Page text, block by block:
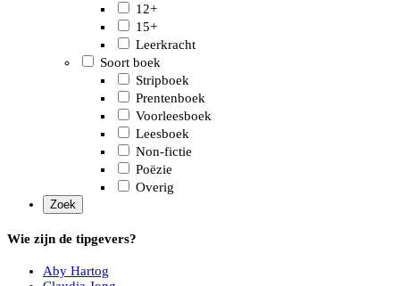
12+
15+
Leerkracht
Soort boek
Stripboek
Prentenboek
Voorleesboek
Leesboek
Non-fictie
Poëzie
Overig
Wie zijn de tipgevers?
Aby Hartog